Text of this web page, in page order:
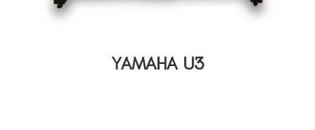
YAMAHA U3